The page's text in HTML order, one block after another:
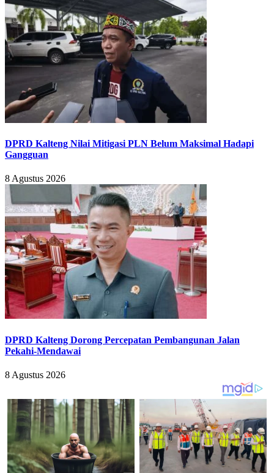
DPRD Kalteng Nilai Mitigasi PLN Belum Maksimal Hadapi
Gangguan
8 Agustus 2026
DPRD Kalteng Dorong Percepatan Pembangunan Jalan
Pekahi-Mendawai
8 Agustus 2026